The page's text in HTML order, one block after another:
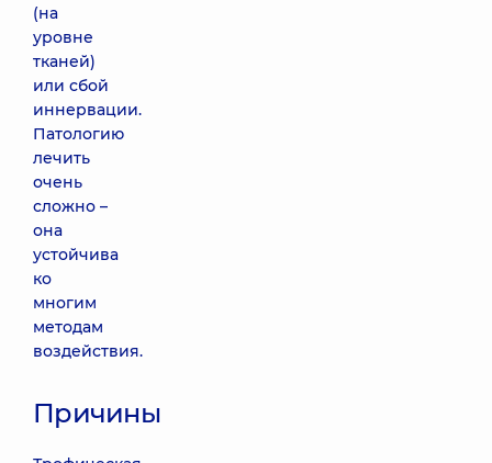
(на
уровне
тканей)
или сбой
иннервации.
Патологию
лечить
очень
сложно –
она
устойчива
ко
многим
методам
воздействия.
Причины